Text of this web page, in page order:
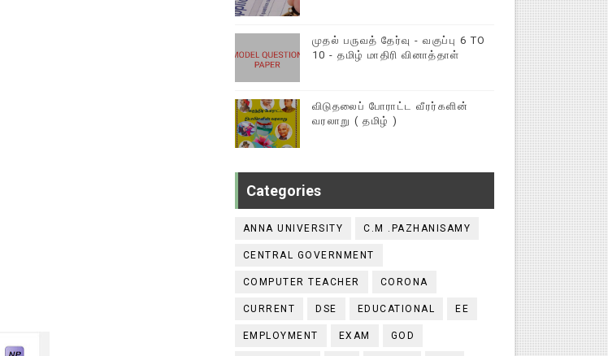
முதல் பருவத் தேர்வு - வகுப்பு 6 TO
10 - தமிழ் மாதிரி வினாத்தாள்
விடுதலைப் போராட்ட வீரர்களின்
வரலாறு ( தமிழ் )
Categories
ANNA UNIVERSITY C.M .PAZHANISAMY
CENTRAL GOVERNMENT
COMPUTER TEACHER CORONA
CURRENT DSE EDUCATIONAL EE
EMPLOYMENT EXAM GOD